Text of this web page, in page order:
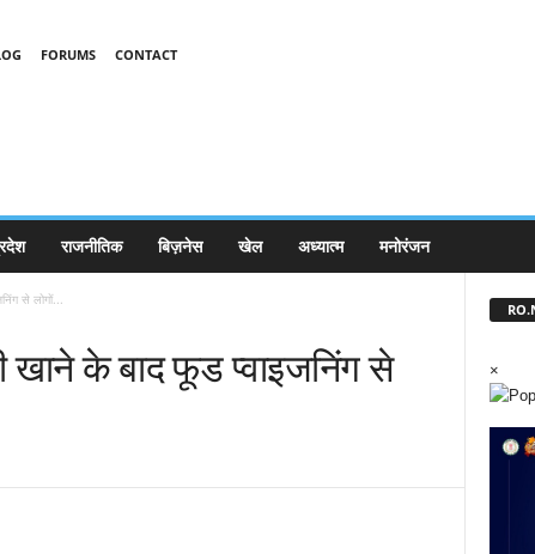
FORUMS
CONTACT
राजनीतिक बिज़नेस खेल अध्यात्म मनोरंजन
से लोगों...
के बाद फूड प्वाइजनिंग से
×